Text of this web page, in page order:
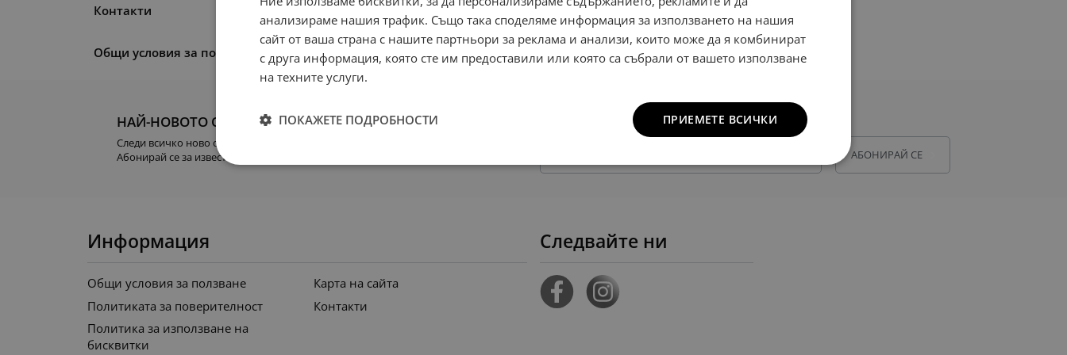
Контакти
Общи условия за ползване Политиката за поверителност
НАЙ-НОВОТО ОТ НАС
Следи всичко ново от FRA.BG!
Абонирай се за известия.
Политиката за поверителност
АБОНИРАЙ СЕ
Информация
Общи условия за ползване
Политиката за поверителност
Политика за използване на
бисквитки
Карта на сайта
Контакти
Следвайте ни
анализираме нашия трафик. Също така споделяме информация за използването на нашия
сайт от ваша страна с нашите партньори за реклама и анализи, които може да я комбинират
с друга информация, която сте им предоставили или която са събрали от вашето използване
на техните услуги.
ПРИЕМЕТЕ ВСИЧКИ
ПОКАЖЕТЕ ПОДРОБНОСТИ